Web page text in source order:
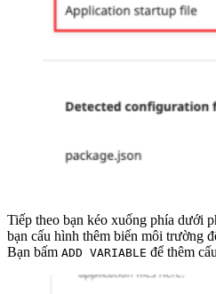
Tiếp theo bạn kéo xuống phía dưới
bạn cấu hình thêm biến môi trường
Bạn bấm ADD VARIABLE để thêm